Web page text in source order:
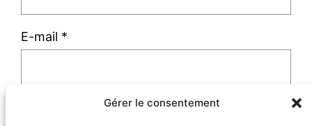
Gérer le consentement
E-mail *